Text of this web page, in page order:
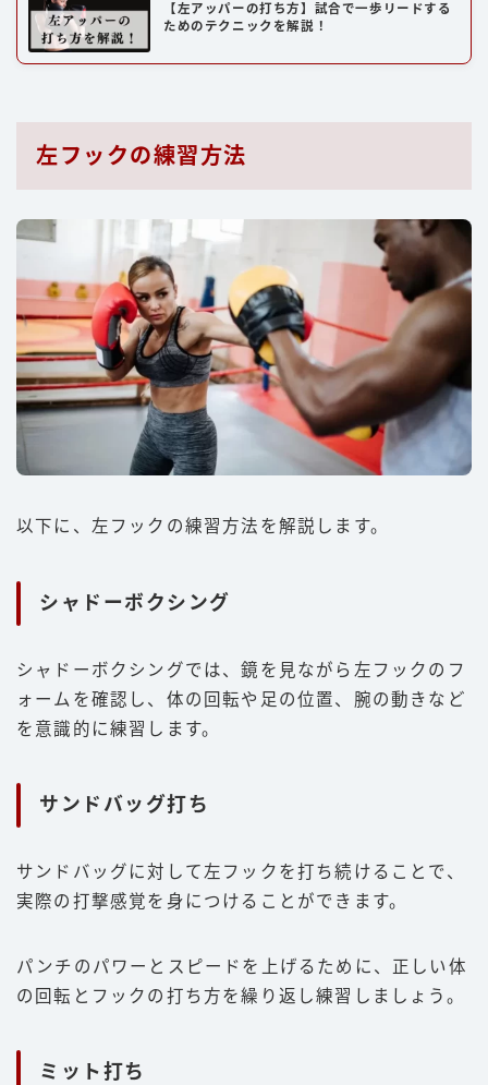
【左アッパーの打ち方】試合で一歩リードする
ためのテクニックを解説！
左フックの練習方法
以下に、左フックの練習方法を解説します。
シャドーボクシング
シャドーボクシングでは、鏡を見ながら左フックのフ
ォームを確認し、体の回転や足の位置、腕の動きなど
を意識的に練習します。
サンドバッグ打ち
サンドバッグに対して左フックを打ち続けることで、
実際の打撃感覚を身につけることができます。
パンチのパワーとスピードを上げるために、正しい体
の回転とフックの打ち方を繰り返し練習しましょう。
ミット打ち